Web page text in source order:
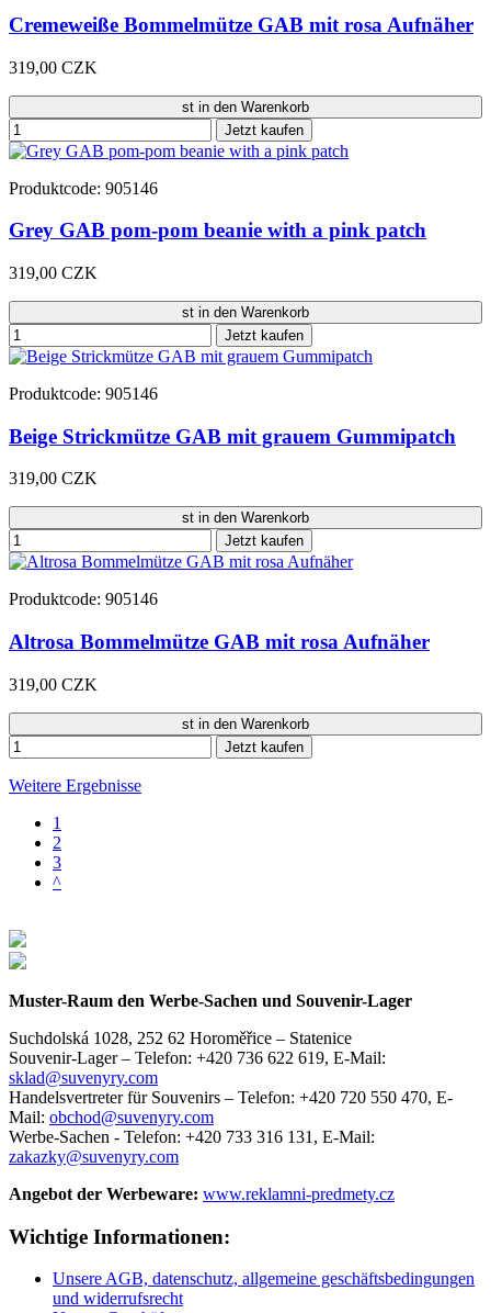
Cremeweiße Bommelmütze GAB mit rosa Aufnäher
319,00 CZK
st in den Warenkorb
Jetzt kaufen
Produktcode: 905146
Grey GAB pom-pom beanie with a pink patch
319,00 CZK
st in den Warenkorb
Jetzt kaufen
Produktcode: 905146
Beige Strickmütze GAB mit grauem Gummipatch
319,00 CZK
st in den Warenkorb
Jetzt kaufen
Produktcode: 905146
Altrosa Bommelmütze GAB mit rosa Aufnäher
319,00 CZK
st in den Warenkorb
Jetzt kaufen
Weitere Ergebnisse
1
2
3
^
Muster-Raum den Werbe-Sachen und Souvenir-Lager
Suchdolská 1028, 252 62 Horoměřice – Statenice
Souvenir-Lager – Telefon: +420 736 622 619, E-Mail:
sklad@suvenyry.com
Handelsvertreter für Souvenirs – Telefon: +420 720 550 470, E-
Mail: obchod@suvenyry.com
Werbe-Sachen - Telefon: +420 733 316 131, E-Mail:
zakazky@suvenyry.com
Angebot der Werbeware: www.reklamni-predmety.cz
Wichtige Informationen:
Unsere AGB, datenschutz, allgemeine geschäftsbedingungen
und widerrufsrecht